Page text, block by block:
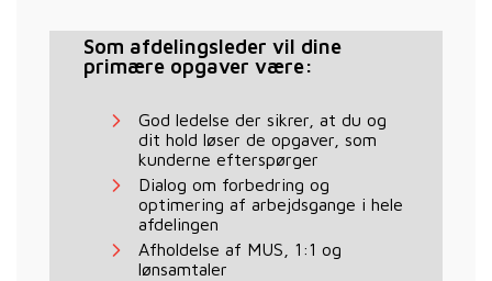
Som afdelingsleder vil dine
primære opgaver være:
God ledelse der sikrer, at du og
dit hold løser de opgaver, som
kunderne efterspørger
Dialog om forbedring og
optimering af arbejdsgange i hele
afdelingen
Afholdelse af MUS, 1:1 og
lønsamtaler